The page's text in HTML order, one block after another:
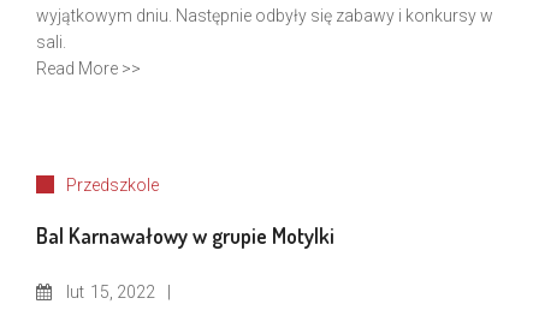
wyjątkowym dniu. Następnie odbyły się zabawy i konkursy w
sali.
Read More >>
Przedszkole
Bal Karnawałowy w grupie Motylki
lut 15, 2022